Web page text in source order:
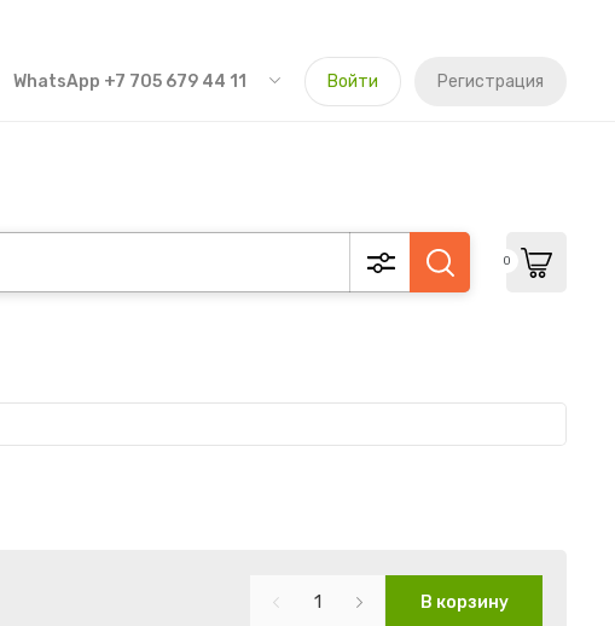
WhatsApp +7 705 679 44 11 Войти Регистрация
0
В корзину